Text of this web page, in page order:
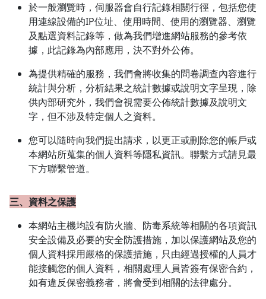
於一般瀏覽時，伺服器會自行記錄相關行徑，包括您使
用連線設備的IP位址、使用時間、使用的瀏覽器、瀏覽
及點選資料記錄等，做為我們增進網站服務的參考依
據，此記錄為內部應用，決不對外公佈。
為提供精確的服務，我們會將收集的問卷調查內容進行
統計與分析，分析結果之統計數據或說明文字呈現，除
供內部研究外，我們會視需要公佈統計數據及說明文
字，但不涉及特定個人之資料。
您可以隨時向我們提出請求，以更正或刪除您的帳戶或
本網站所蒐集的個人資料等隱私資訊。聯繫方式請見最
下方聯繫管道。
三、資料之保護
本網站主機均設有防火牆、防毒系統等相關的各項資訊
安全設備及必要的安全防護措施，加以保護網站及您的
個人資料採用嚴格的保護措施，只由經過授權的人員才
能接觸您的個人資料，相關處理人員皆簽有保密合約，
如有違反保密義務者，將會受到相關的法律處分。